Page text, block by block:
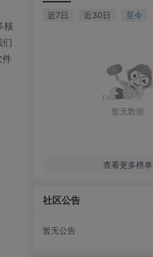
核
们
件
近7日 近30日 至今
暂无数据
查看更多榜单
社区公告
暂无公告